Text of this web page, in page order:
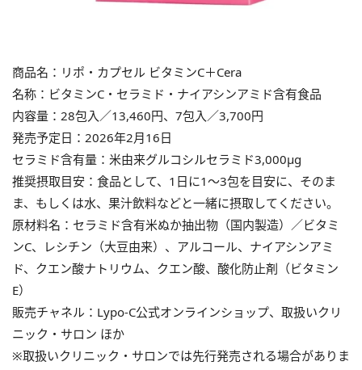
商品名：リポ・カプセル ビタミンC＋Cera
名称：ビタミンC・セラミド・ナイアシンアミド含有食品
内容量：28包入／13,460円、7包入／3,700円
発売予定日：2026年2月16日
セラミド含有量：米由来グルコシルセラミド3,000μg
推奨摂取目安：食品として、1日に1〜3包を目安に、そのま
ま、もしくは水、果汁飲料などと一緒に摂取してください。
原材料名：セラミド含有米ぬか抽出物（国内製造）／ビタミ
ンC、レシチン（大豆由来）、アルコール、ナイアシンアミ
ド、クエン酸ナトリウム、クエン酸、酸化防止剤（ビタミン
E）
販売チャネル：Lypo-C公式オンラインショップ、取扱いクリ
ニック・サロン ほか
※取扱いクリニック・サロンでは先行発売される場合がありま